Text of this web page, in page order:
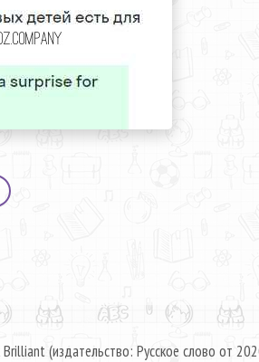
(издательство: Русское слово от